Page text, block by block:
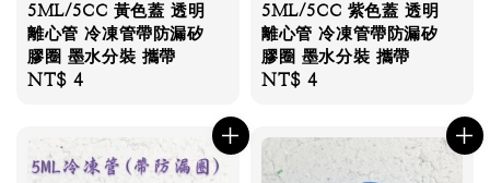
5ML/5CC 黃色蓋 透明
離心管 冷凍管帶防漏矽
膠圈 墨水分裝 攜帶
Regular
NT$ 4
5ML/5CC 紫色蓋 透明
離心管 冷凍管帶防漏矽
膠圈 墨水分裝 攜帶
Regular
NT$ 4